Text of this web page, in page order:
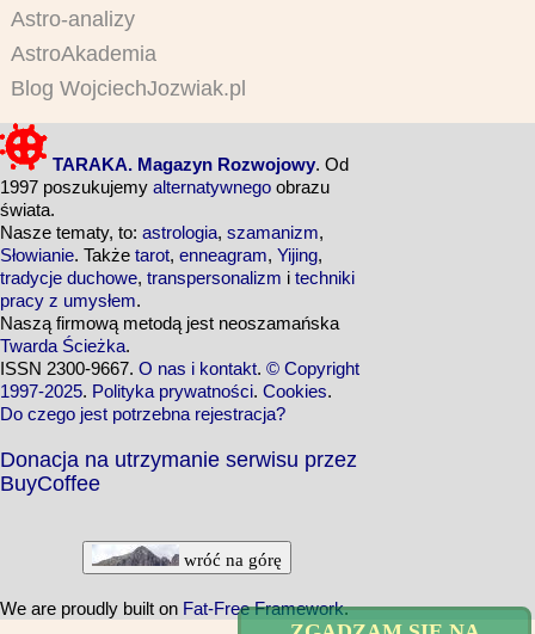
Astro-analizy
AstroAkademia
Blog WojciechJozwiak.pl
TARAKA. Magazyn Rozwojowy. Od
1997 poszukujemy alternatywnego obrazu
świata.
Nasze tematy, to: astrologia, szamanizm,
Słowianie. Także tarot, enneagram, Yijing,
tradycje duchowe, transpersonalizm i techniki
pracy z umysłem.
Naszą firmową metodą jest neoszamańska
Twarda Ścieżka.
ISSN 2300-9667. O nas i kontakt. © Copyright
1997-2025. Polityka prywatności. Cookies.
Do czego jest potrzebna rejestracja?
Donacja na utrzymanie serwisu przez
BuyCoffee
wróć na górę
We are proudly built on Fat-Free Framework.